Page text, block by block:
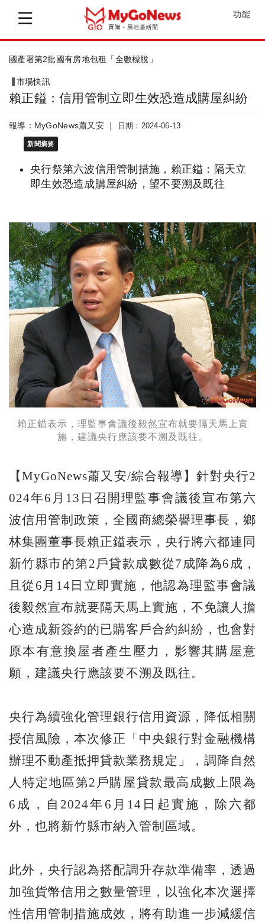
功能
劉世芳：8年百萬租屋家庭支持計畫如期達成
市場快訊
賴正鎰：信用管制立即生效恐造成購屋糾紛
報導：MyGoNews蕭又安 ｜ 日期：2024-06-13
新聞摘要
央行祭第六波信用管制措施，賴正鎰：隔天立
即生效恐造成購屋糾紛，望不要溯及既往
賴正鎰表示，理監事會議後毅然宣布就要隔天馬上實
施，建議央行應該要不溯及既往。
【MyGoNews蕭又安/綜合報導】針對央行2
024年6月13日召開理監事會議後宣布第六
波信用管制政策，全國商總榮譽理事長，鄉
林集團董事長賴正鎰表示，央行將六都連同
新竹縣市的第2戶貸款成數從7成降為6成，
且從6月14日立即實施，他認為理監事會議
後毅然宣布就要隔天馬上實施，不免讓人擔
心造成新簽約的已購客戶合約糾紛，也會對
原本有意換屋者產生壓力，影響其購屋意
願，建議央行應該要不溯及既往。
央行為續強化管理銀行信用資源，降低相關
授信風險，本次修正「中央銀行對金融機構
辦理不動產抵押貸款業務規定」，調降自然
人特定地區第2戶購屋貸款最高成數上限為
6成，自2024年6月14日起實施，除六都
外，也將新竹縣市納入管制區域。
此外，央行認為搭配調升存款準備率，透過
加強貨幣信用之數量管理，以強化本次選擇
性信用管制措施成效，將有助進一步減緩信